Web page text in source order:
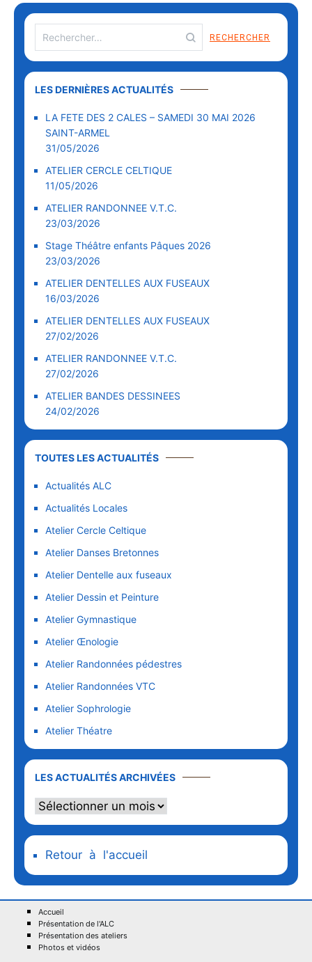
LES DERNIÈRES ACTUALITÉS
LA FETE DES 2 CALES – SAMEDI 30 MAI 2026
SAINT-ARMEL
31/05/2026
ATELIER CERCLE CELTIQUE
11/05/2026
ATELIER RANDONNEE V.T.C.
23/03/2026
Stage Théâtre enfants Pâques 2026
23/03/2026
ATELIER DENTELLES AUX FUSEAUX
16/03/2026
ATELIER DENTELLES AUX FUSEAUX
27/02/2026
ATELIER RANDONNEE V.T.C.
27/02/2026
ATELIER BANDES DESSINEES
24/02/2026
TOUTES LES ACTUALITÉS
Actualités ALC
Actualités Locales
Atelier Cercle Celtique
Atelier Danses Bretonnes
Atelier Dentelle aux fuseaux
Atelier Dessin et Peinture
Atelier Gymnastique
Atelier Œnologie
Atelier Randonnées pédestres
Atelier Randonnées VTC
Atelier Sophrologie
Atelier Théatre
LES ACTUALITÉS ARCHIVÉES
Retour à l'accueil
Accueil
Présentation de l'ALC
Présentation des ateliers
Photos et vidéos